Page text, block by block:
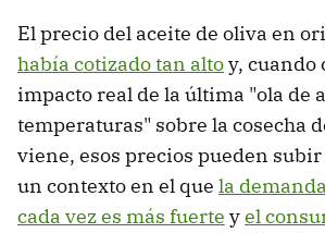
El precio del aceite de oliva en
había cotizado tan altoy, cuando
impacto real de la última "ola de
temperaturas" sobre la cosecha
viene, esos precios pueden
un contexto en el que la
cada vez es más fuerte yel